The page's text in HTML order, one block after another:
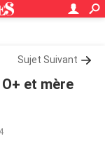
Sujet Suivant
et mère